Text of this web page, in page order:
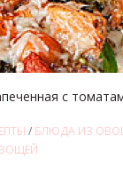
с
/ БЛЮДА ИЗ